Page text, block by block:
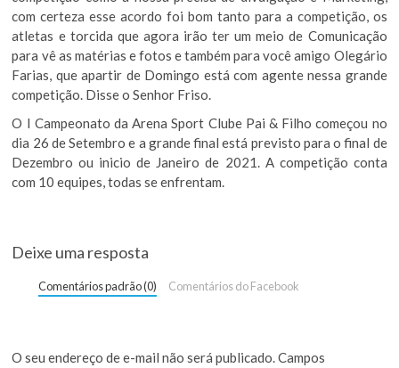
com certeza esse acordo foi bom tanto para a competição, os
atletas e torcida que agora irão ter um meio de Comunicação
para vê as matérias e fotos e também para você amigo Olegário
Farias, que apartir de Domingo está com agente nessa grande
competição. Disse o Senhor Friso.
O I Campeonato da Arena Sport Clube Pai & Filho começou no
dia 26 de Setembro e a grande final está previsto para o final de
Dezembro ou inicio de Janeiro de 2021. A competição conta
com 10 equipes, todas se enfrentam.
Deixe uma resposta
Comentários padrão (0) Comentários do Facebook
O seu endereço de e-mail não será publicado.Campos